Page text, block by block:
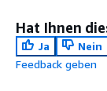
Hat Ihnen
Ja
Nein
Feedback geben